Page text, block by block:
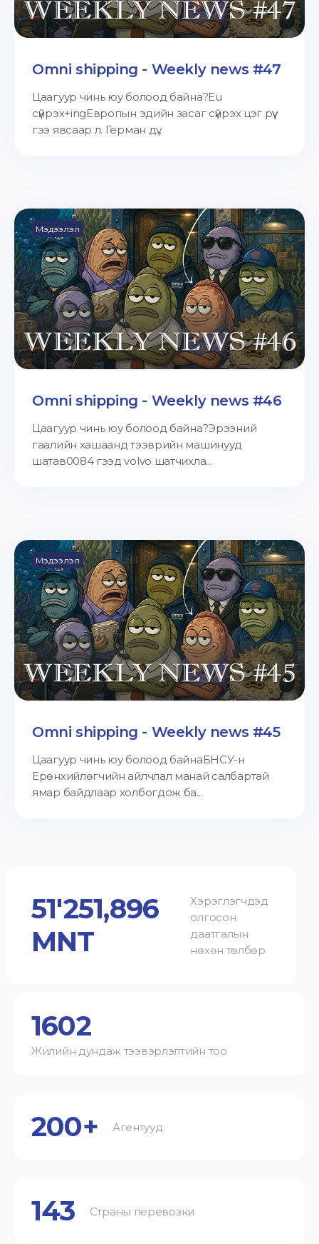
Omni shipping - Weekly news #47
Цаагуур чинь юу болоод байна?Eu
сүйрэх+ingЕвропын эдийн засаг сүйрэх цэг рүү
гээ явсаар л. Герман дү...
Мэдээлэл
Omni shipping - Weekly news #46
Цаагуур чинь юу болоод байна?Эрээний
гаалийн хашаанд тээврийн машинууд
шатав0084 гээд volvo шатчихла...
Мэдээлэл
Omni shipping - Weekly news #45
Цаагуур чинь юу болоод байнаБНСУ-н
Ерөнхийлөгчийн айлчлал манай салбартай
ямар байдлаар холбогдож ба...
51'251,896
MNT
Хэрэглэгчдэд
олгосон
даатгалын
нөхөн төлбөр
1602
Жилийн дундаж тээвэрлэлтийн тоо
200+ Агентууд
143 Страны перевозки